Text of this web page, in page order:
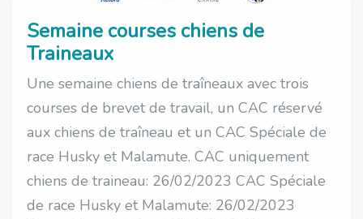
Semaine courses chiens de
Traineaux
Une semaine chiens de traîneaux avec trois
courses de brevet de travail, un CAC réservé
aux chiens de traîneau et un CAC Spéciale de
race Husky et Malamute. CAC uniquement
chiens de traineau: 26/02/2023 CAC Spéciale
de race Husky et Malamute: 26/02/2023